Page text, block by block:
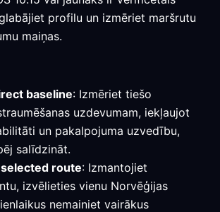
profilu un izmēriet maršrutu
maiņas.
baseline: Izmēriet tiešo
uzdevumam, iekļaujot
un pakalpojuma uzvedību,
salīdzināt.
route: Izmantojiet
izvēlieties vienu Norvēģijas
nemainiet vairākus